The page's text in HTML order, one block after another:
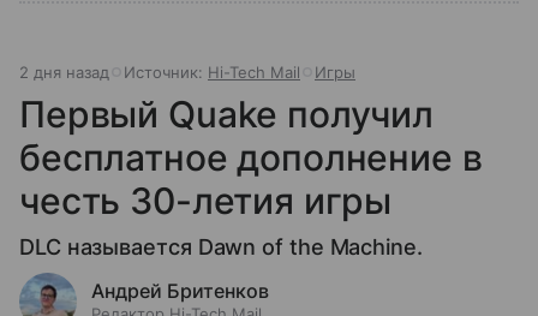
2 дня назад Источник: Hi-Tech Mail Игры
Первый Quake получил
бесплатное дополнение в
честь 30-летия игры
DLC называется Dawn of the Machine.
Андрей Бритенков